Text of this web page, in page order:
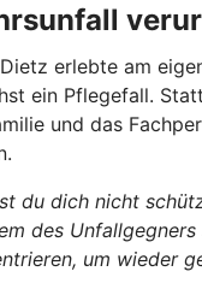
erlebte am
ein Pflegefall.
und das
du dich nicht
des
um wieder